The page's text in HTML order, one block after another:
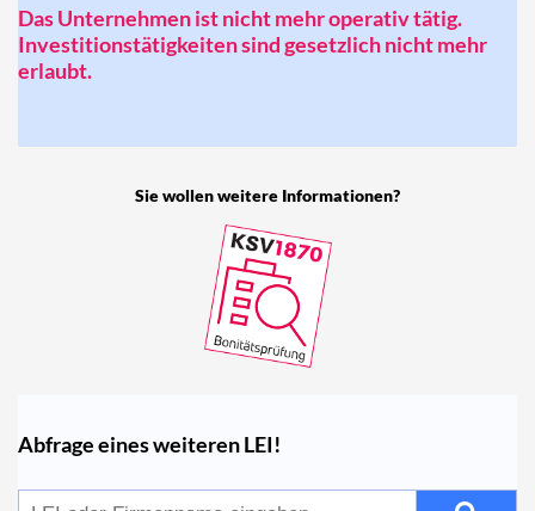
Das Unternehmen ist nicht mehr operativ tätig.
Investitionstätigkeiten sind gesetzlich nicht mehr
erlaubt.
Sie wollen weitere Informationen?
Abfrage eines weiteren LEI!